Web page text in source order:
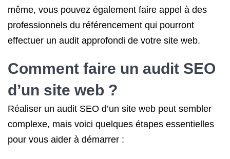
même, vous pouvez également faire appel à des
professionnels du référencement qui pourront
effectuer un audit approfondi de votre site web.
Comment faire un audit SEO
d’un site web ?
Réaliser un audit SEO d’un site web peut sembler
complexe, mais voici quelques étapes essentielles
pour vous aider à démarrer :